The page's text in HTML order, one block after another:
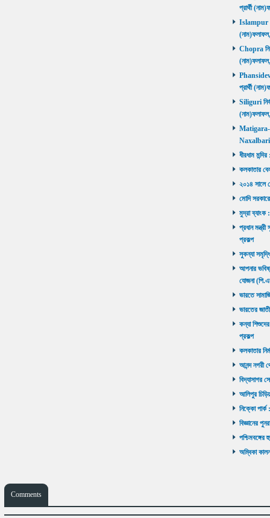
প্রার্থী
Islampur
Chopra
প্রার্থী
Siliguri
Matigara-
Naxalbari
ধীরধাম
কলকাতার
২০১৪ সালে
মোদি
মুদ্রা ব্যাংক
প্রধান
প্রকল্প
সুকন্যা
আপনার
যোজনা
ভারতে
ভারতের
কন্যা
প্রকল্প
কলকাতার
আনন্দ নগরী
বিদ্যাসাগর
আলিপুর
নিক্কো পার্ক
বিজ্ঞানের
পশ্চিমবঙ্গের
অম্বিকা
Comments